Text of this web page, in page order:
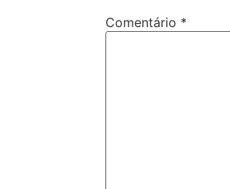
Comentário *